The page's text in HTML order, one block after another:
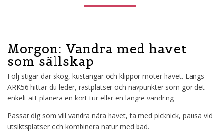
Morgon: Vandra med havet
som sällskap
Följ stigar där skog, kustängar och klippor möter havet. Längs
ARK56 hittar du leder, rastplatser och navpunkter som gör det
enkelt att planera en kort tur eller en längre vandring.
Passar dig som vill vandra nära havet, ta med picknick, pausa vid
utsiktsplatser och kombinera natur med bad.